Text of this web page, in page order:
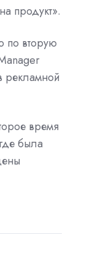
продукт».
по вторую
рекламной
время
была